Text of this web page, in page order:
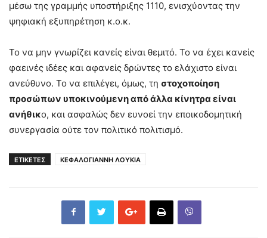
μέσω της γραμμής υποστήριξης 1110, ενισχύοντας την
ψηφιακή εξυπηρέτηση κ.ο.κ.
Το να μην γνωρίζει κανείς είναι θεμιτό. Το να έχει κανείς
φαεινές ιδέες και αφανείς δρώντες το ελάχιστο είναι
ανεύθυνο. Το να επιλέγει, όμως, τη στοχοποίηση
προσώπων υποκινούμενη από άλλα κίνητρα είναι
ανήθικο, και ασφαλώς δεν ευνοεί την εποικοδομητική
συνεργασία ούτε τον πολιτικό πολιτισμό.
ΕΤΙΚΕΤΕΣ ΚΕΦΑΛΟΓΙΑΝΝΗ ΛΟΥΚΙΑ